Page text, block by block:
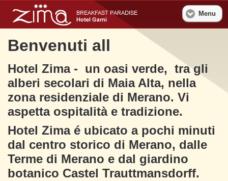
Menu
Benvenuti all
Hotel Zima - un oasi verde, tra gli
alberi secolari di Maia Alta, nella
zona residenziale di Merano. Vi
aspetta ospitalità e tradizione.
Hotel Zima é ubicato a pochi minuti
dal centro storico di Merano, dalle
Terme di Merano e dal giardino
botanico Castel Trauttmansdorff.